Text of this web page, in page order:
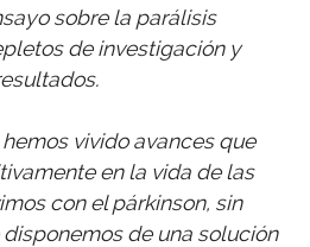
sobre la parálisis
de investigación y
vivido avances que
en la vida de las
con el párkinson, sin
de una solución